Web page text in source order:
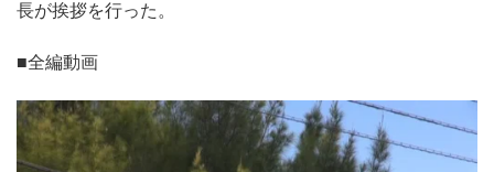
長が挨拶を行った。
■全編動画